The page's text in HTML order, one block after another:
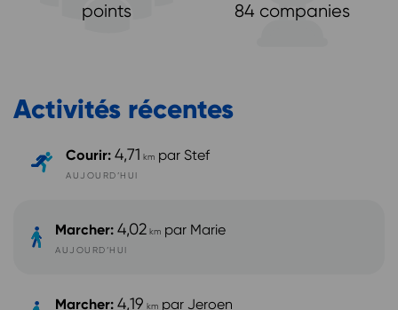
points 84 companies
Activités récentes
Courir: 4,71 km par Stef
AUJOURD’HUI
Marcher: 4,02 km par Marie
AUJOURD’HUI
Marcher: 4,19 km par Jeroen